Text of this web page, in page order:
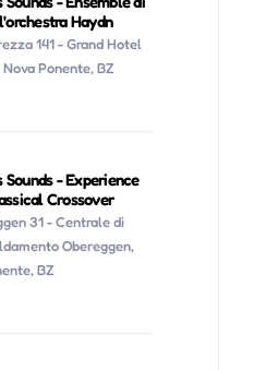
Haydn
141 - Grand Hotel
Ponente, BZ
Sounds - Experience
Crossover
31 - Centrale di
Obereggen,
BZ